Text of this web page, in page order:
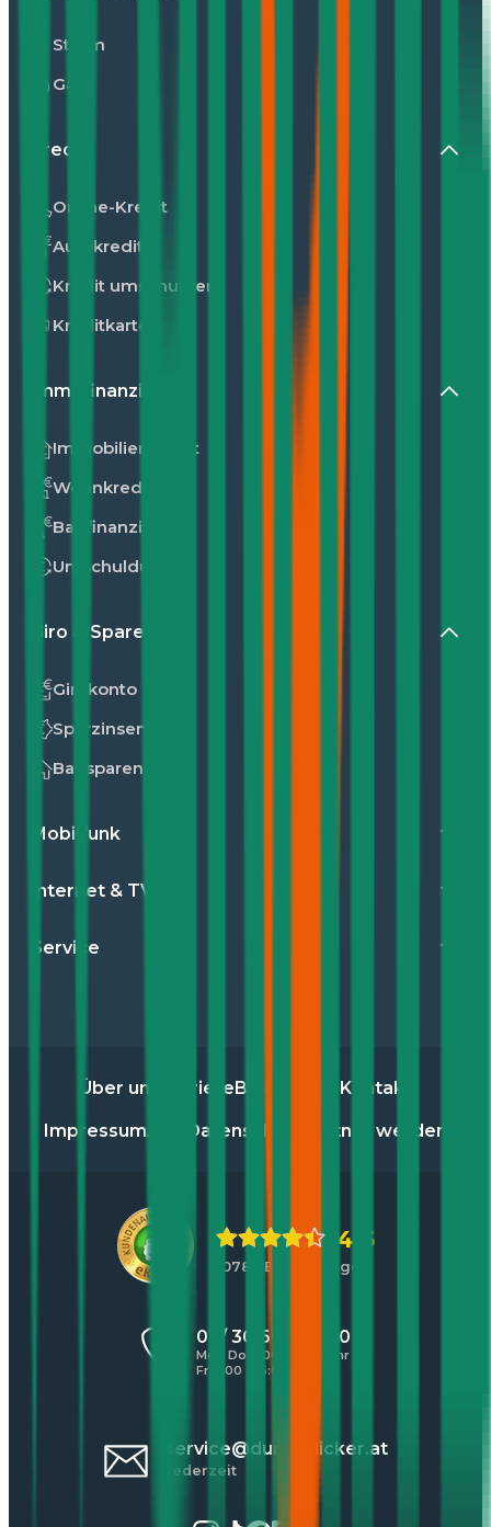
Strom
Gas
Kredit
Online-Kredit
Autokredit
Kredit umschulden
Kreditkarte
Immofinanzierung
Immobilienkredit
Wohnkredit
Baufinanzierung
Umschuldung
Giro & Sparen
Girokonto
Sparzinsen
Bausparen
Mobilfunk
Internet & TV
Service
Über uns KarriereBlog Kontakt
ImpressumAGB Datenschutz Partner werden
4,5
10783 Bewertungen
01 / 30 60 900 20
Mo - Do 8:00 - 17:00 Uhr
Fr 8:00 - 16:00 Uhr
service@durchblicker.at
Jederzeit